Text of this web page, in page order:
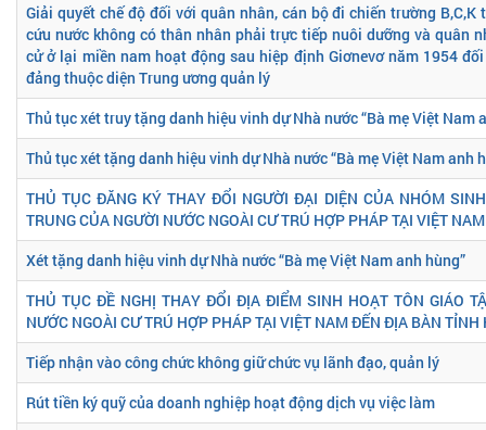
Giải quyết chế độ đối với quân nhân, cán bộ đi chiến trường
cứu nước không có thân nhân phải trực tiếp nuôi dưỡng và quân
cử ở lại miền nam hoạt động sau hiệp định Giơnevơ năm 1954
đảng thuộc diện Trung ương quản lý
Thủ tục xét truy tặng danh hiệu vinh dự Nhà nước “Bà mẹ Việt Nam
Thủ tục xét tặng danh hiệu vinh dự Nhà nước “Bà mẹ Việt Nam anh
THỦ TỤC ĐĂNG KÝ THAY ĐỔI NGƯỜI ĐẠI DIỆN CỦA NHÓM
TRUNG CỦA NGƯỜI NƯỚC NGOÀI CƯ TRÚ HỢP PHÁP TẠI VIỆT
Xét tặng danh hiệu vinh dự Nhà nước “Bà mẹ Việt Nam anh hùng”
THỦ TỤC ĐỀ NGHỊ THAY ĐỔI ĐỊA ĐIỂM SINH HOẠT TÔN GIÁO
NƯỚC NGOÀI CƯ TRÚ HỢP PHÁP TẠI VIỆT NAM ĐẾN ĐỊA BÀN
Tiếp nhận vào công chức không giữ chức vụ lãnh đạo, quản lý
Rút tiền ký quỹ của doanh nghiệp hoạt động dịch vụ việc làm